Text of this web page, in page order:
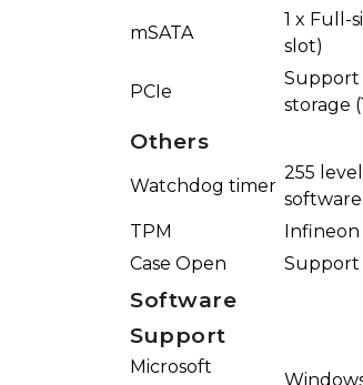
mSATA
1 x Full-
slot)
PCIe
Support
storage
Others
Watchdog timer
255
software
TPM
Infineon
Case Open
Support
Software
Support
Microsoft